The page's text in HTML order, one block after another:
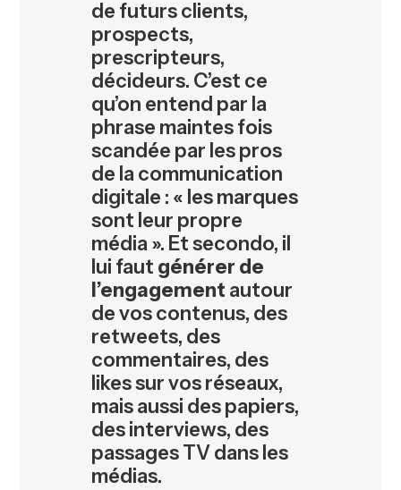
de futurs clients,
prospects,
prescripteurs,
décideurs. C’est ce
qu’on entend par la
phrase maintes fois
scandée par les pros
de la communication
digitale : « les marques
sont leur propre
média ». Et secondo, il
lui faut générer de
l’engagement autour
de vos contenus, des
retweets, des
commentaires, des
likes sur vos réseaux,
mais aussi des papiers,
des interviews, des
passages TV dans les
médias.